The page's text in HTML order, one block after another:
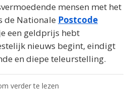
mensen met het
de Nationale Postcode
een geldprijs hebt
nieuws begint, eindigt
en diepe teleurstelling.
verder te lezen